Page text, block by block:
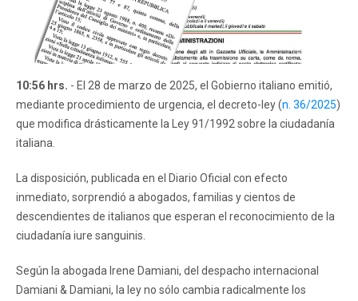
10:56 hrs. - El 28 de marzo de 2025, el Gobierno italiano emitió,
mediante procedimiento de urgencia, el decreto-ley (n. 36/2025)
que modifica drásticamente la Ley 91/1992 sobre la ciudadanía
italiana.
La disposición, publicada en el Diario Oficial con efecto
inmediato, sorprendió a abogados, familias y cientos de
descendientes de italianos que esperan el reconocimiento de la
ciudadanía iure sanguinis.
Según la abogada Irene Damiani, del despacho internacional
Damiani & Damiani, la ley no sólo cambia radicalmente los